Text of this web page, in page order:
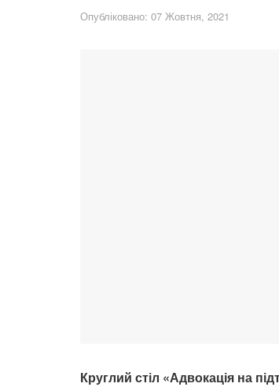
Опубліковано: 07 Жовтня, 2021
Круглий стіл «Адвокація на